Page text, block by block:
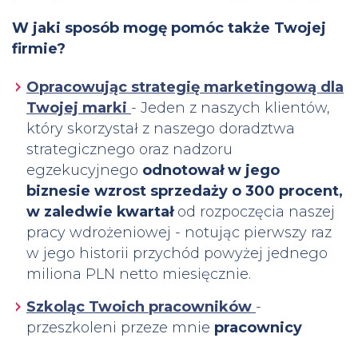
W jaki sposób mogę pomóc także Twojej
firmie?
Opracowując strategię marketingową dla
Twojej marki - Jeden z naszych klientów,
który skorzystał z naszego doradztwa
strategicznego oraz nadzoru
egzekucyjnego odnotował w jego
biznesie wzrost sprzedaży o 300 procent,
w zaledwie kwartałod rozpoczęcia naszej
pracy wdrożeniowej - notując pierwszy raz
w jego historii przychód powyżej jednego
miliona PLN netto miesięcznie.
Szkoląc Twoich pracowników -
przeszkoleni przeze mnie pracownicy